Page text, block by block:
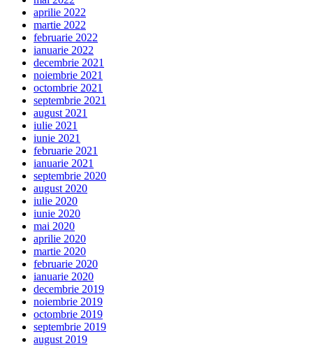
aprilie 2022
martie 2022
februarie 2022
ianuarie 2022
decembrie 2021
noiembrie 2021
octombrie 2021
septembrie 2021
august 2021
iulie 2021
iunie 2021
februarie 2021
ianuarie 2021
septembrie 2020
august 2020
iulie 2020
iunie 2020
mai 2020
aprilie 2020
martie 2020
februarie 2020
ianuarie 2020
decembrie 2019
noiembrie 2019
octombrie 2019
septembrie 2019
august 2019